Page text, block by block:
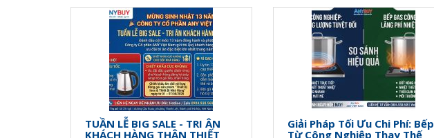
TUẦN LỄ BIG SALE - TRI ÂN
KHÁCH HÀNG THÂN THIẾT
Giải Pháp Tối Ưu Chi Phí: Bếp
Từ Công Nghiệp Thay Thế